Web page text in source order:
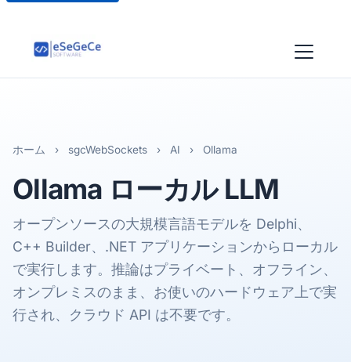
ホーム › sgcWebSockets › AI › Ollama
Ollama ローカル LLM
オープンソースの大規模言語モデルを Delphi、
C++ Builder、.NET アプリケーションからローカル
で実行します。推論はプライベート、オフライン、
オンプレミスのまま、お使いのハードウェア上で実
行され、クラウド API は不要です。